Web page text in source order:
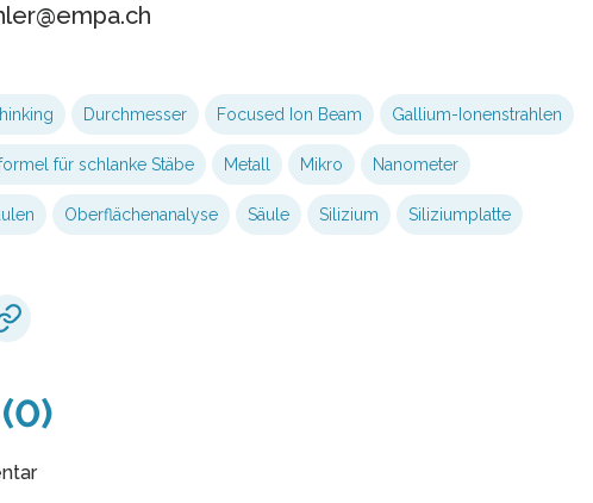
Durchmesser Focused Ion Beam Gallium-Ionenstrahlen
für schlanke Stäbe Metall Mikro Nanometer
Oberflächenanalyse Säule Silizium Siliziumplatte